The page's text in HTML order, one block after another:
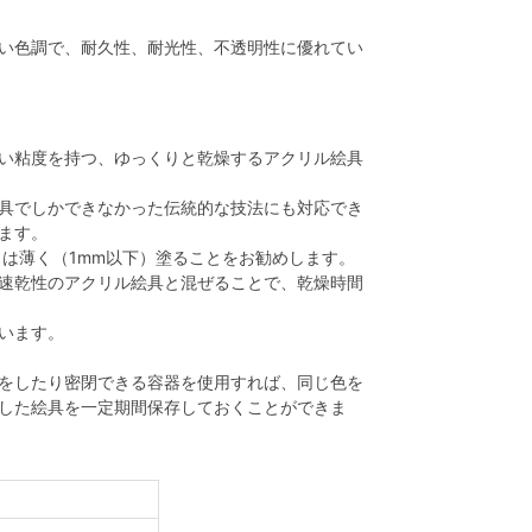
色調で、耐久性、耐光性、不透明性に優れてい
粘度を持つ、ゆっくりと乾燥するアクリル絵具
でしかできなかった伝統的な技法にも対応でき
す。
薄く（1mm以下）塗ることをお勧めします。
乾性のアクリル絵具と混ぜることで、乾燥時間
ます。
したり密閉できる容器を使用すれば、同じ色を
た絵具を一定期間保存しておくことができま